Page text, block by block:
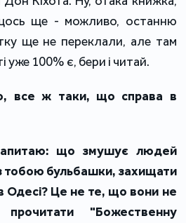
ще - можливо, останню
ще не переклали, але там
уже 100% є, бери і читай.
все ж таки, що справа в
що змушує людей
тобою бульбашки, захищати
Одесі? Це не те, що вони не
"Божественну